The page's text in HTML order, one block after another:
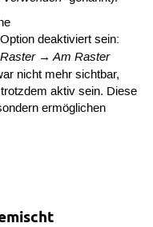
deaktiviert sein:
→ Am Raster
nicht mehr sichtbar,
aktiv sein. Diese
ermöglichen